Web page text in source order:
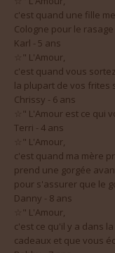
Cologne pour le
Karl - 5 ans
☆" L'Amour,
c'est quand vous
la plupart de vos frites
Chrissy - 6 ans
☆" L'Amour est ce qui
Terri - 4 ans
☆" L'Amour,
c'est quand ma mère
prend une gorgée
pour s'assurer que le
Danny - 8 ans
☆" L'Amour,
c'est ce qu'il y a dans
cadeaux et que vous
Bobby - 7 ans